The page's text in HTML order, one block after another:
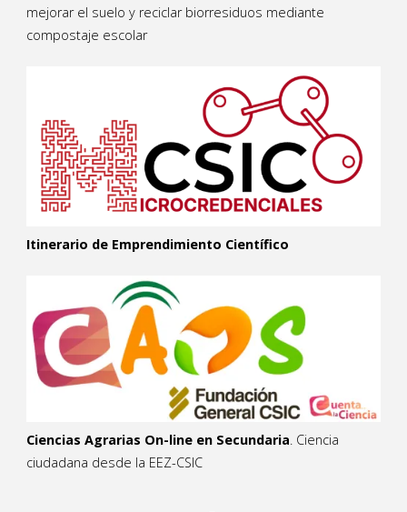
mejorar el suelo y reciclar biorresiduos mediante
compostaje escolar
Itinerario de Emprendimiento Científico
Ciencias Agrarias On-line en Secundaria. Ciencia
ciudadana desde la EEZ-CSIC